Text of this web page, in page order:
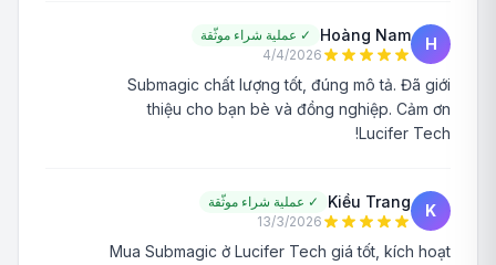
H
Hoàng Nam
✓ عملية شراء موثّقة
4/4/2026
Submagic chất lượng tốt, đúng mô tả. Đã giới
thiệu cho bạn bè và đồng nghiệp. Cảm ơn
Lucifer Tech!
K
Kiều Trang
✓ عملية شراء موثّقة
13/3/2026
Mua Submagic ở Lucifer Tech giá tốt, kích hoạt